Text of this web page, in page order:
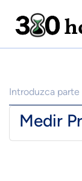
Introduzca
Medir